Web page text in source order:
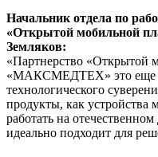
Начальник отдела по
«Открытой мобильной
Земляков:
«Партнерство «Открытой
«МАКСМЕДТЕХ» это еще
технологического
продукты, как устройства
работать на
идеально подходит для